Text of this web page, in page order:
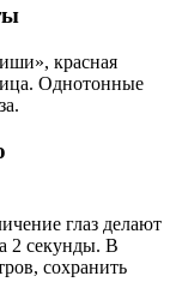
красная
Однотонные
глаз делают
2 секунды. В
сохранить